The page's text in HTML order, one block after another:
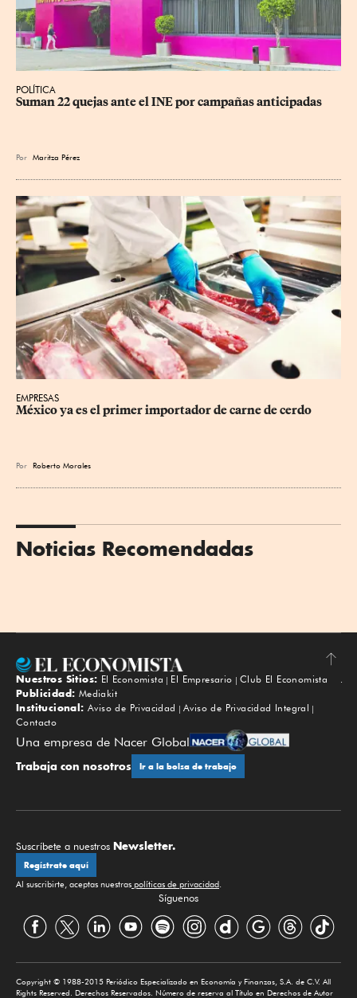
POLÍTICA
Suman 22 quejas ante el INE por campañas anticipadas
Por Maritza Pérez
EMPRESAS
México ya es el primer importador de carne de cerdo
Por Roberto Morales
Noticias Recomendadas
Subir
Nuestros Sitios: El Economista El Empresario
Club El Economista
Publicidad: Mediakit
Institucional: Aviso de Privacidad
Aviso de Privacidad Integral
Contacto
Una empresa de Nacer Global
Trabaja con nosotros Ir a la bolsa de trabajo
Suscríbete a nuestros Newsletter.
Regístrate aquí
Al suscribirte, aceptas nuestras políticas de privacidad.
Síguenos
Copyright © 1988-2015 Periódico Especializado en Economía y Finanzas, S.A. de C.V. All
Rights Reserved. Derechos Reservados. Número de reserva al Título en Derechos de Autor